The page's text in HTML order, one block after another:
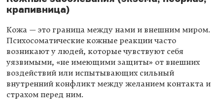
крапивница)
Кожа — это граница между нами и внешним миром.
Психосоматические кожные реакции часто
возникают у людей, которые чувствуют себя
уязвимыми, «не имеющими защиты» от внешних
воздействий или испытывающих сильный
внутренний конфликт между желанием контакта и
страхом перед ним.